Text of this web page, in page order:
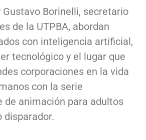
Gustavo Borinelli, secretario
de la UTPBA, abordan
con inteligencia artificial,
tecnológico y el lugar que
corporaciones en la vida
con la serie
de animación para adultos
disparador.